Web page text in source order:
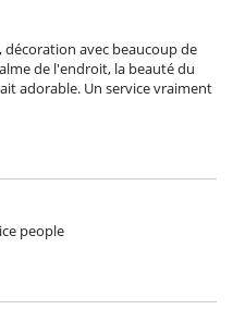
décoration avec beaucoup de
de l'endroit, la beauté du
adorable. Un service vraiment
people